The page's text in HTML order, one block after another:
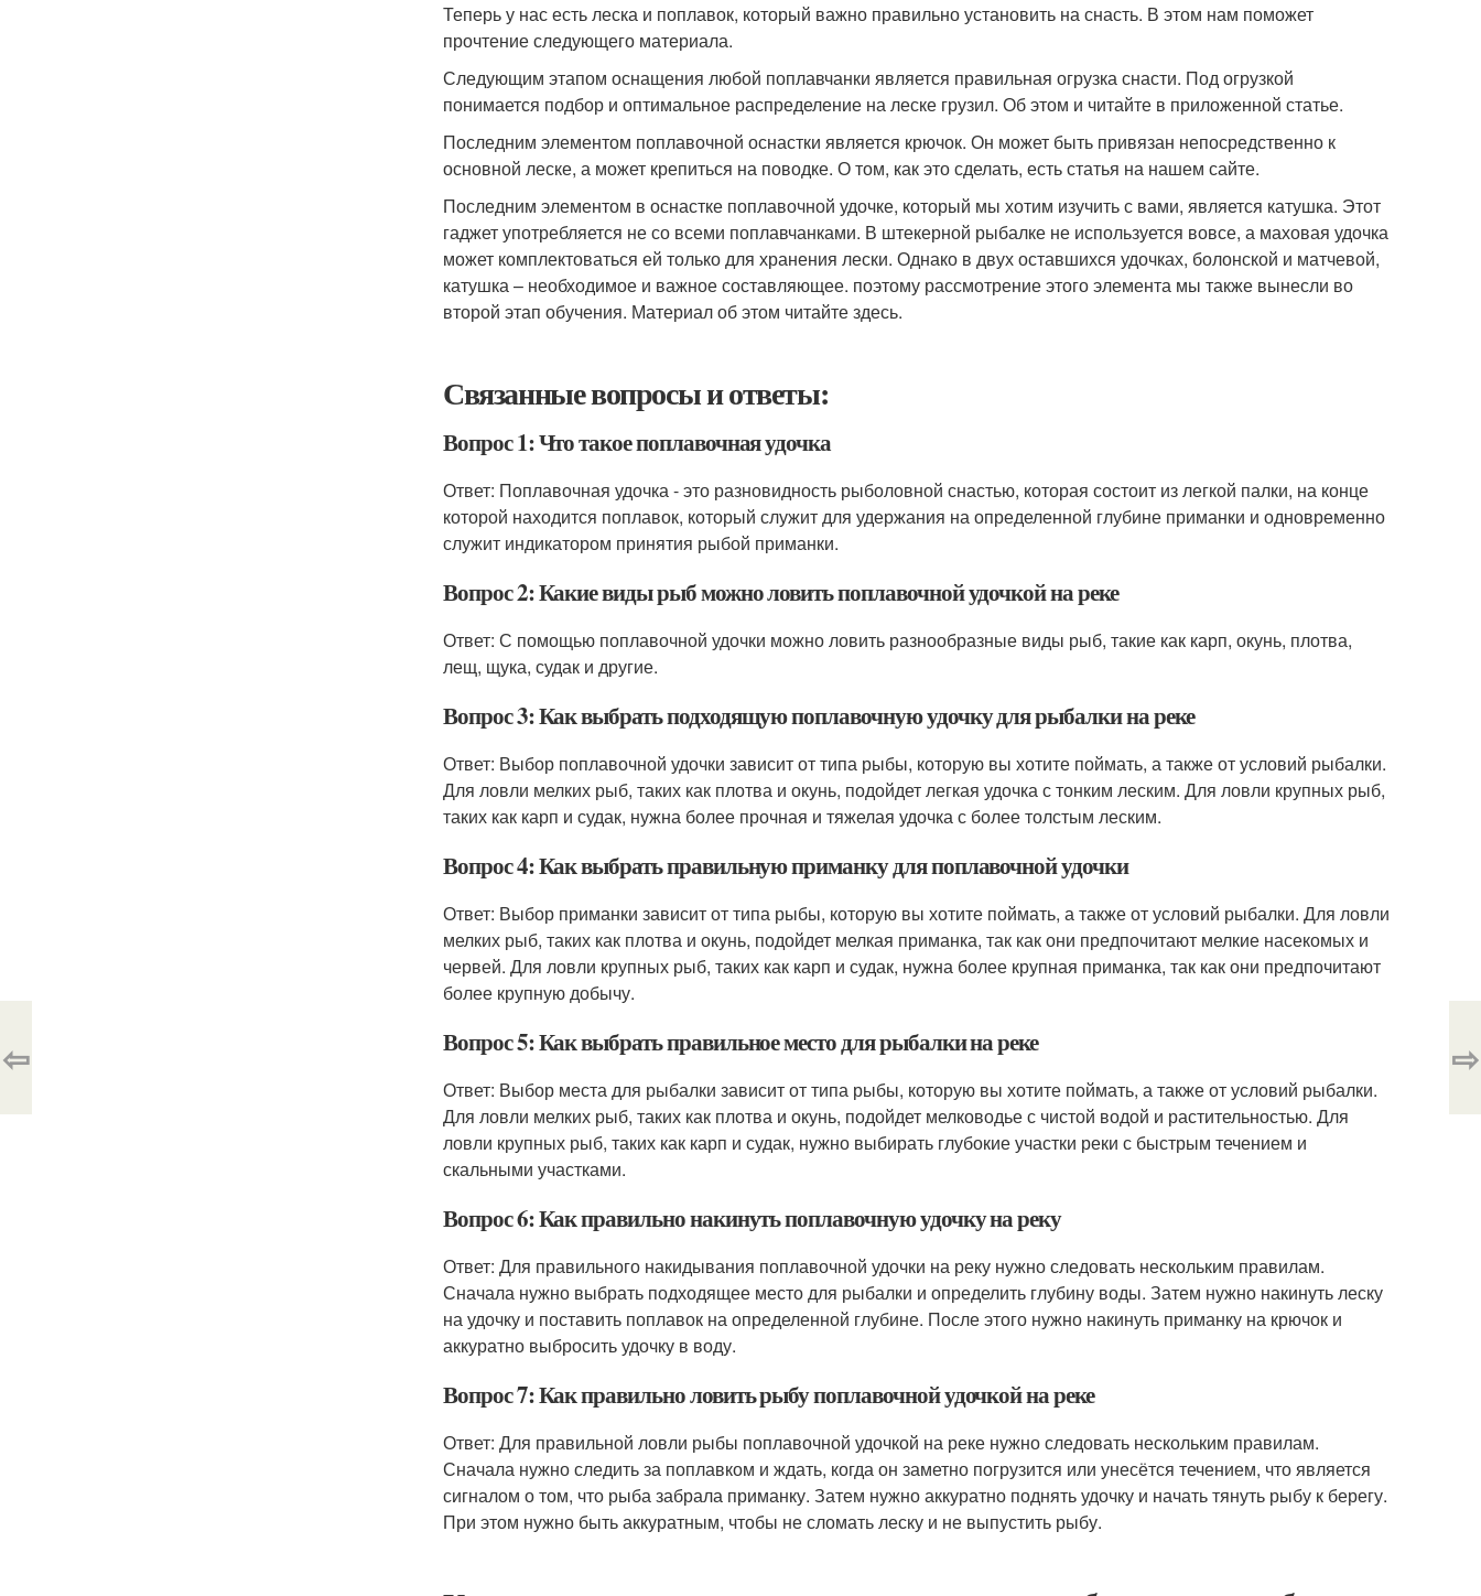
Теперь у нас есть леска и поплавок, который важно правильно установить на снасть. В этом нам поможет
прочтение следующего материала.
Следующим этапом оснащения любой поплавчанки является правильная огрузка снасти. Под огрузкой
понимается подбор и оптимальное распределение на леске грузил. Об этом и читайте в приложенной статье.
Последним элементом поплавочной оснастки является крючок. Он может быть привязан непосредственно к
основной леске, а может крепиться на поводке. О том, как это сделать, есть статья на нашем сайте.
Последним элементом в оснастке поплавочной удочке, который мы хотим изучить с вами, является катушка. Этот
гаджет употребляется не со всеми поплавчанками. В штекерной рыбалке не используется вовсе, а маховая удочка
может комплектоваться ей только для хранения лески. Однако в двух оставшихся удочках, болонской и матчевой,
катушка – необходимое и важное составляющее. поэтому рассмотрение этого элемента мы также вынесли во
второй этап обучения. Материал об этом читайте здесь.
Связанные вопросы и ответы:
Вопрос 1: Что такое поплавочная удочка
Ответ: Поплавочная удочка - это разновидность рыболовной снастью, которая состоит из легкой палки, на конце
которой находится поплавок, который служит для удержания на определенной глубине приманки и одновременно
служит индикатором принятия рыбой приманки.
Вопрос 2: Какие виды рыб можно ловить поплавочной удочкой на реке
Ответ: С помощью поплавочной удочки можно ловить разнообразные виды рыб, такие как карп, окунь, плотва,
лещ, щука, судак и другие.
Вопрос 3: Как выбрать подходящую поплавочную удочку для рыбалки на реке
Ответ: Выбор поплавочной удочки зависит от типа рыбы, которую вы хотите поймать, а также от условий рыбалки.
Для ловли мелких рыб, таких как плотва и окунь, подойдет легкая удочка с тонким леским. Для ловли крупных рыб,
таких как карп и судак, нужна более прочная и тяжелая удочка с более толстым леским.
Вопрос 4: Как выбрать правильную приманку для поплавочной удочки
Ответ: Выбор приманки зависит от типа рыбы, которую вы хотите поймать, а также от условий рыбалки. Для ловли
мелких рыб, таких как плотва и окунь, подойдет мелкая приманка, так как они предпочитают мелкие насекомых и
червей. Для ловли крупных рыб, таких как карп и судак, нужна более крупная приманка, так как они предпочитают
более крупную добычу.
Вопрос 5: Как выбрать правильное место для рыбалки на реке
Ответ: Выбор места для рыбалки зависит от типа рыбы, которую вы хотите поймать, а также от условий рыбалки.
Для ловли мелких рыб, таких как плотва и окунь, подойдет мелководье с чистой водой и растительностью. Для
ловли крупных рыб, таких как карп и судак, нужно выбирать глубокие участки реки с быстрым течением и
скальными участками.
Вопрос 6: Как правильно накинуть поплавочную удочку на реку
Ответ: Для правильного накидывания поплавочной удочки на реку нужно следовать нескольким правилам.
Сначала нужно выбрать подходящее место для рыбалки и определить глубину воды. Затем нужно накинуть леску
на удочку и поставить поплавок на определенной глубине. После этого нужно накинуть приманку на крючок и
аккуратно выбросить удочку в воду.
Вопрос 7: Как правильно ловить рыбу поплавочной удочкой на реке
Ответ: Для правильной ловли рыбы поплавочной удочкой на реке нужно следовать нескольким правилам.
Сначала нужно следить за поплавком и ждать, когда он заметно погрузится или унесётся течением, что является
сигналом о том, что рыба забрала приманку. Затем нужно аккуратно поднять удочку и начать тянуть рыбу к берегу.
При этом нужно быть аккуратным, чтобы не сломать леску и не выпустить рыбу.
⇦ ⇨